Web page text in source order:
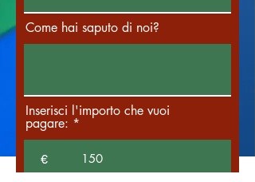
Come hai saputo di noi?
Inserisci l'importo che vuoi
pagare:
€